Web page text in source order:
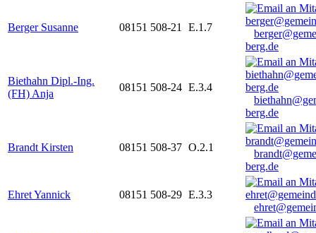
Berger Susanne 08151 508-21 E.1.7
berg.de
Biethahn Dipl.-Ing.
(FH) Anja
08151 508-24 E.3.4
berg.de
Brandt Kirsten 08151 508-37 O.2.1
berg.de
Ehret Yannick 08151 508-29 E.3.3